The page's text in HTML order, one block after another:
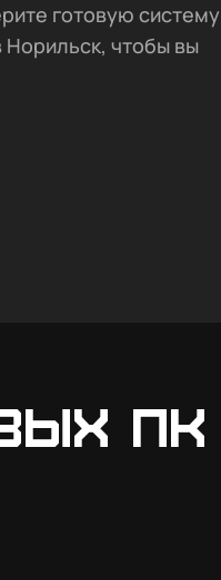
готовую систему
чтобы вы
ПК